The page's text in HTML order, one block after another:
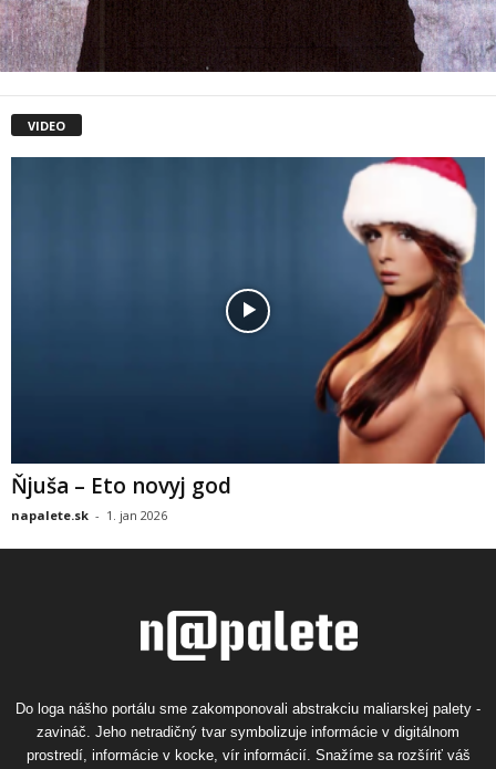
VIDEO
Ňjuša – Eto novyj god
napalete.sk - 1. jan 2026
Do loga nášho portálu sme zakomponovali abstrakciu maliarskej palety -
zavináč. Jeho netradičný tvar symbolizuje informácie v digitálnom
prostredí, informácie v kocke, vír informácií. Snažíme sa rozšíriť váš